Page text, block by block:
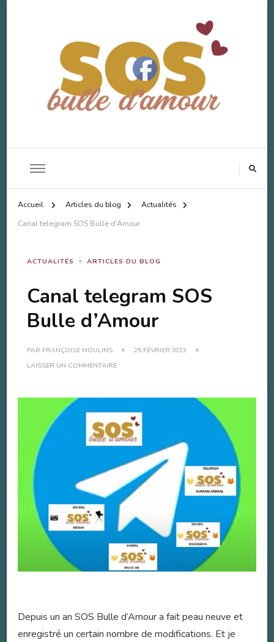
SOS Bulle d'Amour
Accueil Articles du blog
Actualités
Canal telegram SOS Bulle d’Amour
ACTUALITÉS ARTICLES DU BLOG
Canal telegram SOS
Bulle d’Amour
PAR FRANÇOISE MOULINS
25 FÉVRIER 2023
LAISSER UN COMMENTAIRESUR
D’AMOUR
Depuis un an SOS Bulle d’Amour a fait peau neuve et
enregistré un certain nombre de modifications. Et je